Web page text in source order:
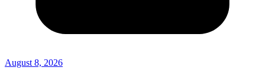
August 8, 2026